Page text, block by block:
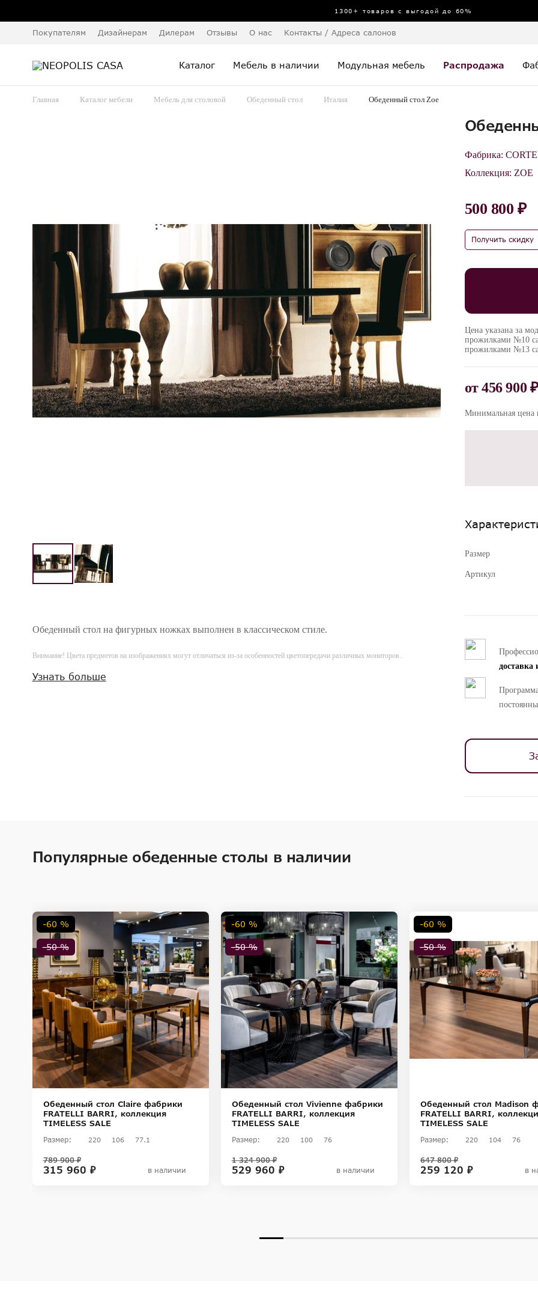
1300+ товаров с выгодой до 60%
Покупателям Дизайнерам Дилерам Отзывы О нас Контакты / Адреса салонов
Каталог Мебель в наличии Модульная мебель Распродажа
Главная Каталог мебели Мебель для столовой Обеденный стол Италия Обеденный стол Zoe
Обеденный стол на фигурных ножках выполнен в классическом стиле.
Внимание! Цвета предметов на изображениях могут отличаться из-за особенностей цветопередачи различных мониторов.
Узнать больше
Фабрика:
Коллекция: ZOE
500 800 ₽
Получить скидку
Цена указана за
прожилками №10
прожилками №13
от456 900 ₽
Минимальная цена
Размер
Артикул
доставка
Популярные обеденные столы в наличии
-50 %
-60 %
Обеденный стол Claire фабрики
FRATELLI BARRI, коллекция
TIMELESS SALE
Размер: 220 106 77.1
315 960 ₽
789 900 ₽
в наличии
-50 %
-60 %
Обеденный стол Vivienne фабрики
FRATELLI BARRI, коллекция
TIMELESS SALE
Размер: 220 100 76
529 960 ₽
1 324 900 ₽
в наличии
-50 %
-60 %
Обеденный стол Madison
FRATELLI BARRI,
TIMELESS SALE
Размер: 220 104 76
259 120 ₽
647 800 ₽
в